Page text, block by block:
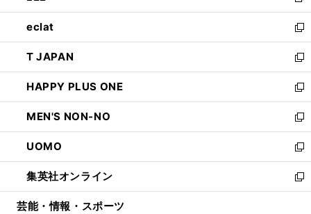
開
く
ウ
で
開
く
ン
ド
ウ
で
開
く
ウ
ィ
ン
ド
ウ
で
開
く
し
い
ウ
ィ
ン
ド
ウ
で
開
く
eclat
新
し
い
ウ
ィ
ン
ド
ウ
で
開
く
T JAPAN
新
し
い
ウ
ィ
ン
ド
ウ
で
開
HAPPY PLUS ONE
新
し
い
ウ
ィ
ン
ド
ウ
MEN'S NON-NO
新
し
い
ウ
ィ
ン
UOMO
新
し
い
ウ
集英社オンライン
新
し
芸能・情報・スポーツ